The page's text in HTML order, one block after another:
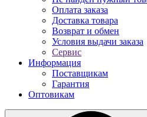
Оплата заказа
Доставка товара
Возврат и обмен
Условия выдачи заказа
Сервис
Информация
Поставщикам
Гарантия
Оптовикам